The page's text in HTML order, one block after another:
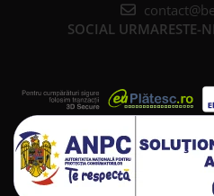
SOCIAL URMARESTE-